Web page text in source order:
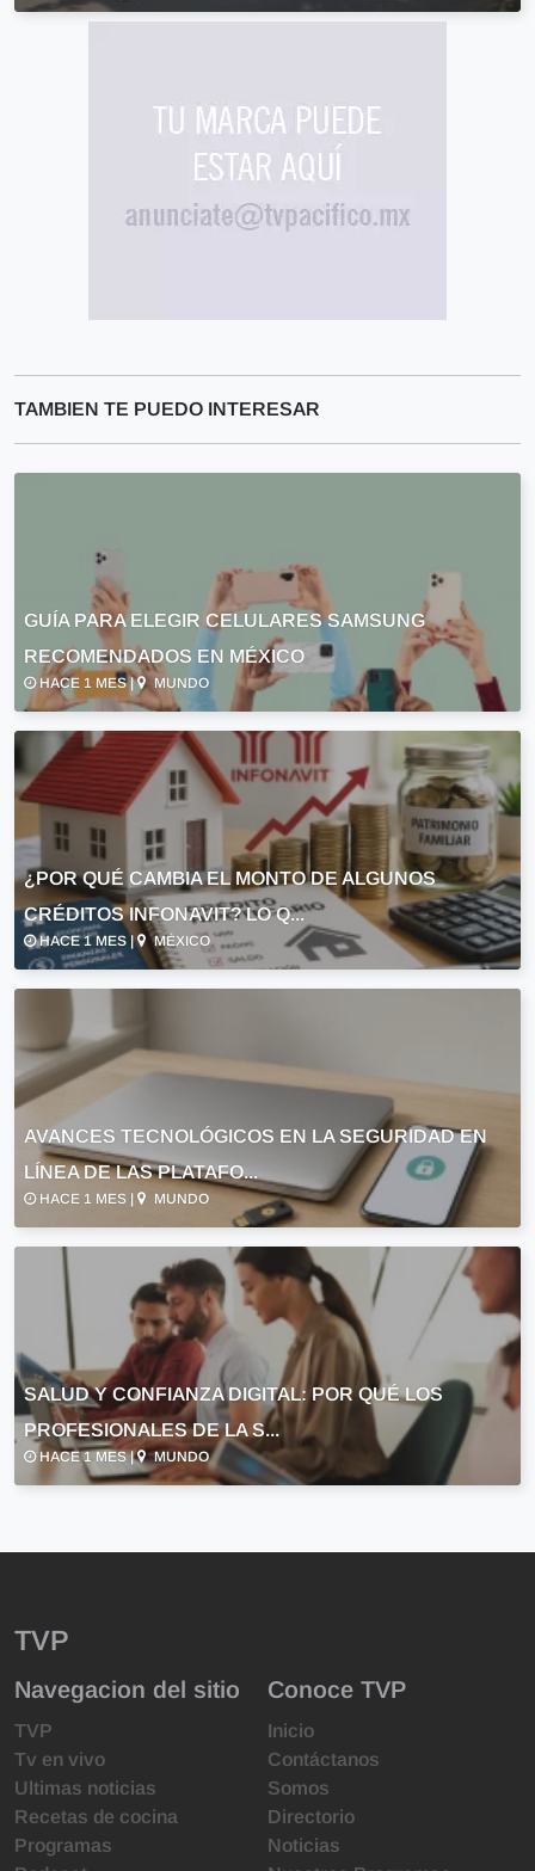
TAMBIEN TE PUEDO INTERESAR
GUÍA PARA ELEGIR CELULARES SAMSUNG
RECOMENDADOS EN MÉXICO
HACE 1 MES | MUNDO
¿POR QUÉ CAMBIA EL MONTO DE ALGUNOS
CRÉDITOS INFONAVIT? LO Q...
HACE 1 MES | MÉXICO
AVANCES TECNOLÓGICOS EN LA SEGURIDAD EN
LÍNEA DE LAS PLATAFO...
HACE 1 MES | MUNDO
SALUD Y CONFIANZA DIGITAL: POR QUÉ LOS
PROFESIONALES DE LA S...
HACE 1 MES | MUNDO
TVP
Navegacion del sitio
TVP
Tv en vivo
Ultimas noticias
Recetas de cocina
Programas
Conoce TVP
Inicio
Contáctanos
Somos
Directorio
Noticias